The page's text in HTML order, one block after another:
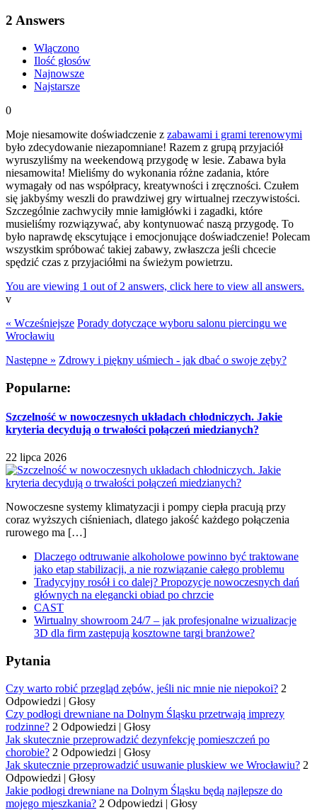
2 Answers
Włączono
Ilość głosów
Najnowsze
Najstarsze
0
Moje niesamowite doświadczenie z zabawami i grami terenowymi
było zdecydowanie niezapomniane! Razem z grupą przyjaciół
wyruszyliśmy na weekendową przygodę w lesie. Zabawa była
niesamowita! Mieliśmy do wykonania różne zadania, które
wymagały od nas współpracy, kreatywności i zręczności. Czułem
się jakbyśmy weszli do prawdziwej gry wirtualnej rzeczywistości.
Szczególnie zachwyciły mnie łamigłówki i zagadki, które
musieliśmy rozwiązywać, aby kontynuować naszą przygodę. To
było naprawdę ekscytujące i emocjonujące doświadczenie! Polecam
wszystkim spróbować takiej zabawy, zwłaszcza jeśli chcecie
spędzić czas z przyjaciółmi na świeżym powietrzu.
You are viewing 1 out of 2 answers, click here to view all answers.
v
« Wcześniejsze Porady dotyczące wyboru salonu piercingu we
Wrocławiu
Następne » Zdrowy i piękny uśmiech - jak dbać o swoje zęby?
Popularne:
Szczelność w nowoczesnych układach chłodniczych. Jakie
kryteria decydują o trwałości połączeń miedzianych?
22 lipca 2026
Nowoczesne systemy klimatyzacji i pompy ciepła pracują przy
coraz wyższych ciśnieniach, dlatego jakość każdego połączenia
rurowego ma […]
Dlaczego odtruwanie alkoholowe powinno być traktowane
jako etap stabilizacji, a nie rozwiązanie całego problemu
Tradycyjny rosół i co dalej? Propozycje nowoczesnych dań
głównych na elegancki obiad po chrzcie
CAST
Wirtualny showroom 24/7 – jak profesjonalne wizualizacje
3D dla firm zastępują kosztowne targi branżowe?
Pytania
Czy warto robić przegląd zębów, jeśli nic mnie nie niepokoi? 2
Odpowiedzi | Głosy
Czy podłogi drewniane na Dolnym Śląsku przetrwają imprezy
rodzinne? 2 Odpowiedzi | Głosy
Jak skutecznie przeprowadzić dezynfekcję pomieszczeń po
chorobie? 2 Odpowiedzi | Głosy
Jak skutecznie przeprowadzić usuwanie pluskiew we Wrocławiu? 2
Odpowiedzi | Głosy
Jakie podłogi drewniane na Dolnym Śląsku będą najlepsze do
mojego mieszkania? 2 Odpowiedzi | Głosy